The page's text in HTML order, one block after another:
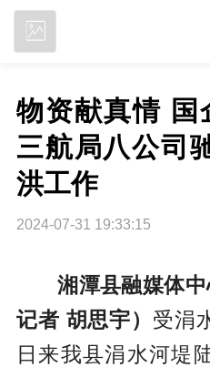
物资献真情 国
三航局八公司
洪工作
2024-07-31 19:33:15
湘潭县融媒体
记者 胡思宇） 受涓
日来我县涓水河堤